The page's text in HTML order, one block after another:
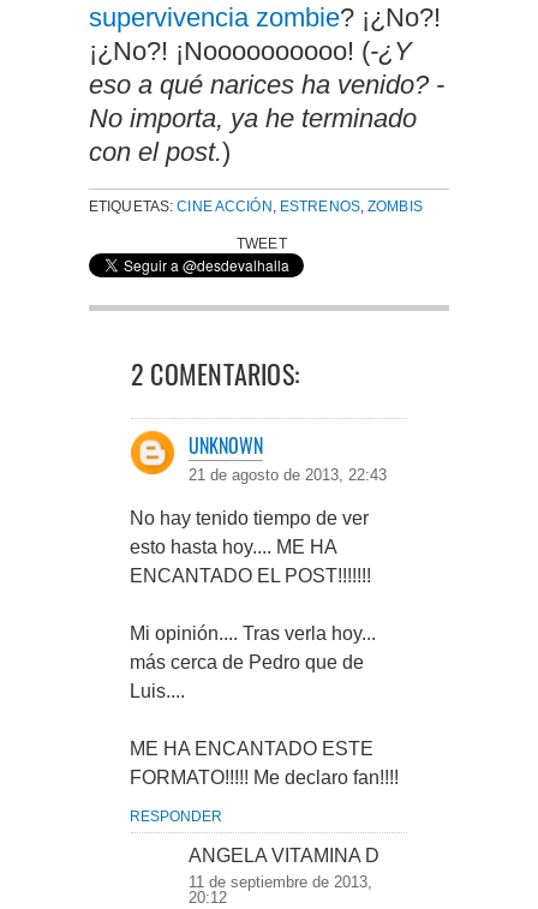
supervivencia zombie? ¡¿No?!
¡¿No?! ¡Noooooooooo! (-¿Y
eso a qué narices ha venido? -
No importa, ya he terminado
con el post.)
ETIQUETAS:CINE ACCIÓN , ESTRENOS,ZOMBIS
TWEET
2 COMENTARIOS:
UNKNOWN
21 de agosto de 2013, 22:43
No hay tenido tiempo de ver
esto hasta hoy.... ME HA
ENCANTADO EL POST!!!!!!!
Mi opinión.... Tras verla hoy...
más cerca de Pedro que de
Luis....
ME HA ENCANTADO ESTE
FORMATO!!!!! Me declaro fan!!!!
RESPONDER
ANGELA VITAMINA D
11 de septiembre de 2013,
20:12